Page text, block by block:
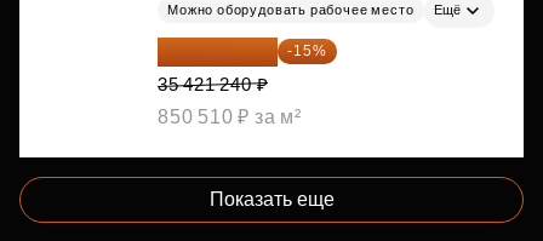
Можно оборудовать рабочее место Ещё
30 108 054 ₽ -15%
35 421 240 ₽
850 510 ₽ за м²
Показать еще